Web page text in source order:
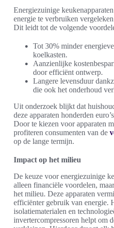
Energiezuinige
energie te verbruiken
Dit leidt tot de volgende
Tot 30% minder
koelkasten.
Aanzienlijke
door efficiënt ontwerp.
Langere levensduur
die ook het onderhoud
Uit onderzoek blijkt dat
deze apparaten honderden
Door te kiezen voor apparaten
profiteren consumenten van de
op de lange termijn.
Impact op het milieu
De keuze voor energiezuinige
alleen financiële voordelen,
het milieu. Deze apparaten
efficiënter gebruik van energie.
isolatiematerialen en
invertercompressoren helpt om